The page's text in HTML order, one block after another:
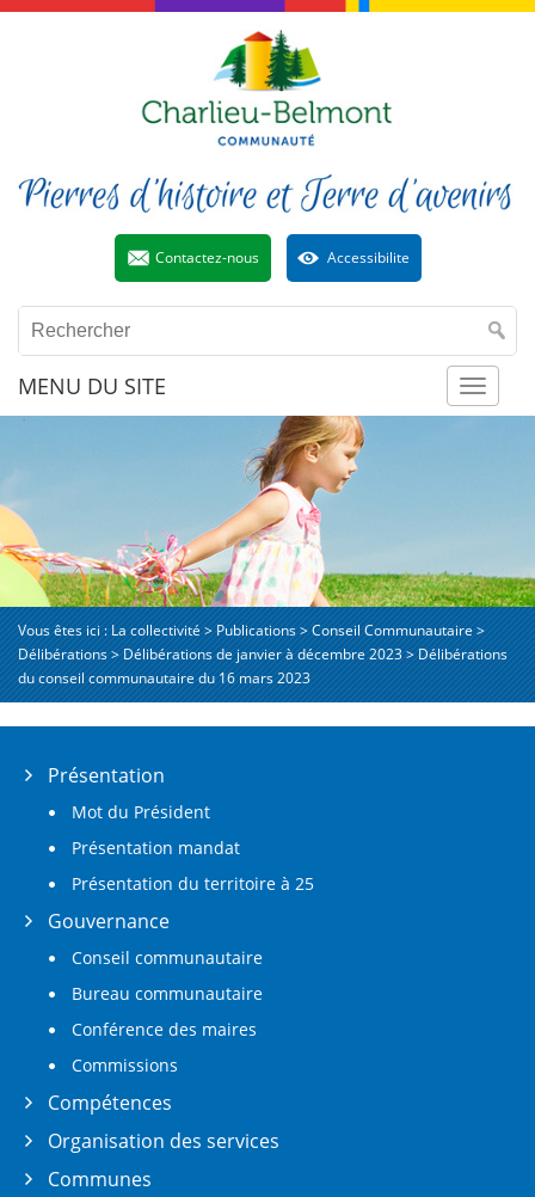
Contactez-nous Accessibilite
MENU DU SITE
Vous êtes ici :La collectivité>Publications>Conseil Communautaire>
Délibérations>Délibérations de janvier à décembre 2023>Délibérations
du conseil communautaire du 16 mars 2023
Présentation
Mot du Président
Présentation mandat
Présentation du territoire à 25
Gouvernance
Conseil communautaire
Bureau communautaire
Conférence des maires
Commissions
Compétences
Organisation des services
Communes